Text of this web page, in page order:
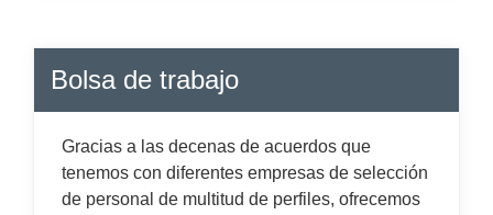
Bolsa de trabajo
Gracias a las decenas de acuerdos que
tenemos con diferentes empresas de selección
de personal de multitud de perfiles, ofrecemos